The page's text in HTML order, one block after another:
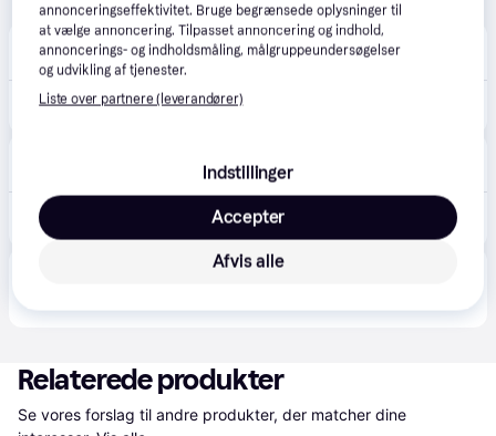
Boozt
59 kr. fragt
58 kr.
Eller 3 betalinger af 19 kr.
Relaterede produkter
Se vores forslag til andre produkter, der matcher dine
annonceringseffektivitet. Bruge begrænsede oplysninger til
at vælge annoncering. Tilpasset annoncering og indhold,
annoncerings- og indholdsmåling, målgruppeundersøgelser
og udvikling af tjenester.
Liste over partnere (leverandører)
Indstillinger
Afvis alle
Accepter